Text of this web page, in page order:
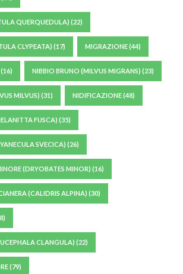
QUERQUEDULA) (22)
CLYPEATA) (17) MIGRAZIONE(44)
(16) NIBBIO BRUNO (MILVUS MIGRANS) (23)
MILVUS) (31) NIDIFICAZIONE(48)
FUSCA) (35)
SVECICA) (26)
(DRYOBATES MINOR) (16)
(CALIDRIS ALPINA) (30)
CLANGULA) (22)
(79)